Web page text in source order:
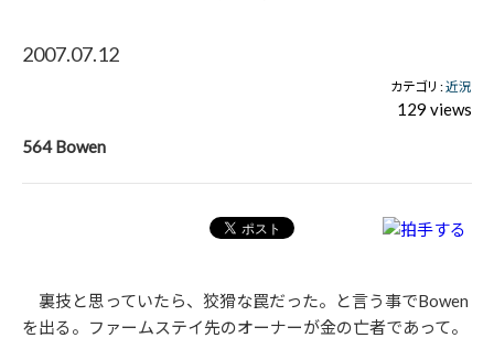
2007.07.12
カテゴリ :近況
129 views
564 Bowen
裏技と思っていたら、狡猾な罠だった。と言う事でBowen
を出る。ファームステイ先のオーナーが金の亡者であって。